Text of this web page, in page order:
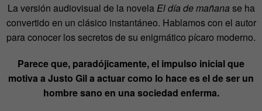
La versión audiovisual de la novelaEl día de mañana se ha
convertido en un clásico instantáneo. Hablamos con el autor
para conocer los secretos de su enigmático pícaro moderno.
Parece que, paradójicamente, el impulso inicial que
motiva a Justo Gil a actuar como lo hace es el de ser un
hombre sano en una sociedad enferma.